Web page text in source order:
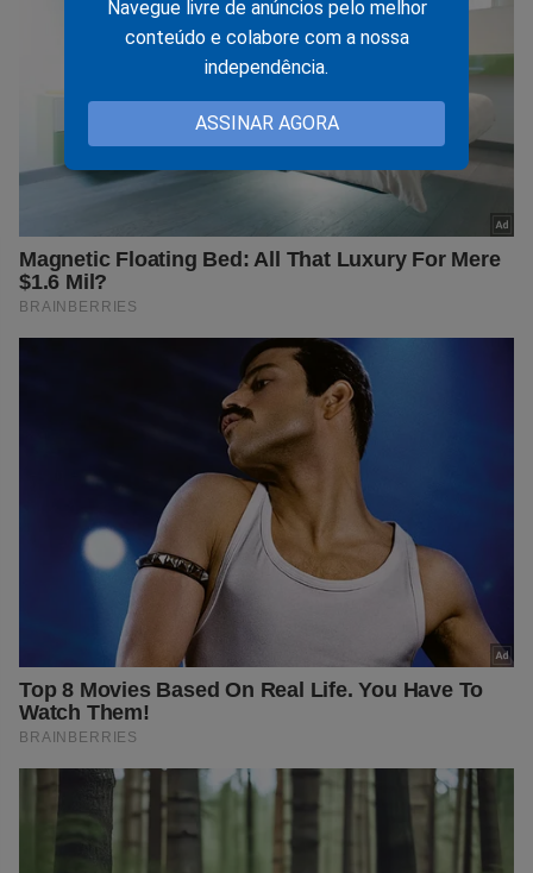
Navegue livre de anúncios pelo melhor
conteúdo e colabore com a nossa
independência.
ASSINAR AGORA